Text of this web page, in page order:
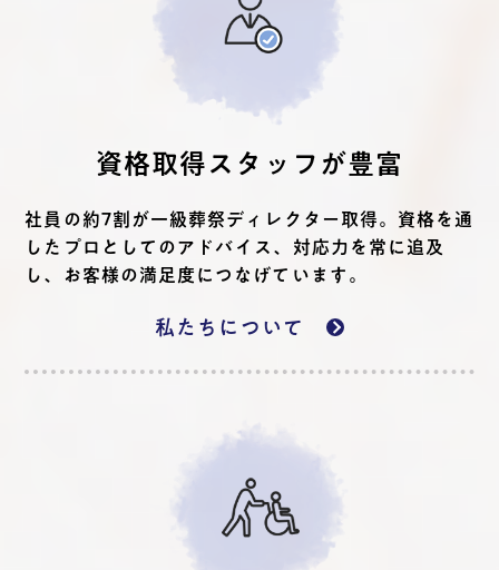
資格取得スタッフが豊富
社員の約7割が一級葬祭ディレクター取得。資格を通
したプロとしてのアドバイス、対応力を常に追及
し、お客様の満足度につなげています。
私たちについて